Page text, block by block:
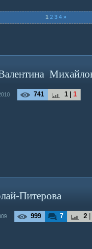
1 2 3 4 »
741 1
1
Питерова
999 7 2